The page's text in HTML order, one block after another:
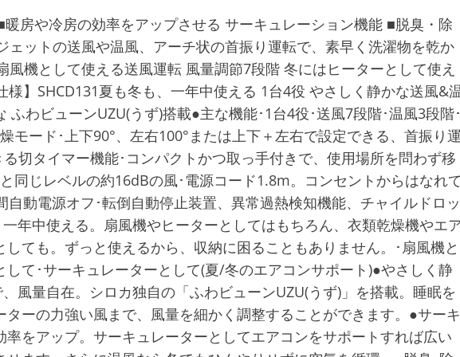
房や冷房の効率をアップさせる サーキュレーション機能 ■脱臭・除
ェットの送風や温風、アーチ状の首振り運転で、素早く洗濯物を乾か
機として使える送風運転 風量調節7段階 冬にはヒーターとして使え
】SHCD131夏も冬も、一年中使える 1台4役 やさしく静かな送風&
ふわビューンUZU(うず)搭載●主な機能･1台4役･送風7段階･温風3段階･
モード･上下90°、左右100°または上下＋左右で設定できる、首振り運
切タイマー機能･コンパクトかつ取っ手付きで、使用場所を問わず移
同じレベルの約16dBの風･電源コード1.8m。コンセントからはなれて
自動電源オフ･転倒自動停止装置、異常過熱検知機能、チャイルドロッ
年中使える。扇風機やヒーターとしてはもちろん、衣類乾燥機やエ
ても。ずっと使えるから、収納に困ることもありません。･扇風機と
して･サーキュレーターとして(夏/冬のエアコンサポート)●やさしく静
風量自在。シロカ独自の「ふわビューンUZU(うず)」を搭載。睡眠を
ーの力強い風まで、風量を細かく調整することができます。●サーキ
率をアップ。サーキュレーターとしてエアコンをサポートすれば広い